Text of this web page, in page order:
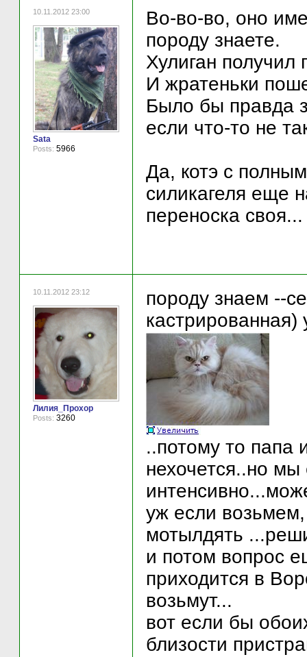
10.11.2012 23:00
Sata
Posts: 5966
Во-во-во, оно
породу знаете.
Хулиган получил
И жратеньки
Было бы правда
если что-то не
Да, котэ с
силикагеля еще
переноска
10.11.2012 23:12
Лилия_Прохор
Posts: 3260
породу знаем --
кастрированная)
..потому то папа
нехочется..но
уж если
мотылдять
и потом вопрос
приходится в
возьмут...
вот если бы
близости